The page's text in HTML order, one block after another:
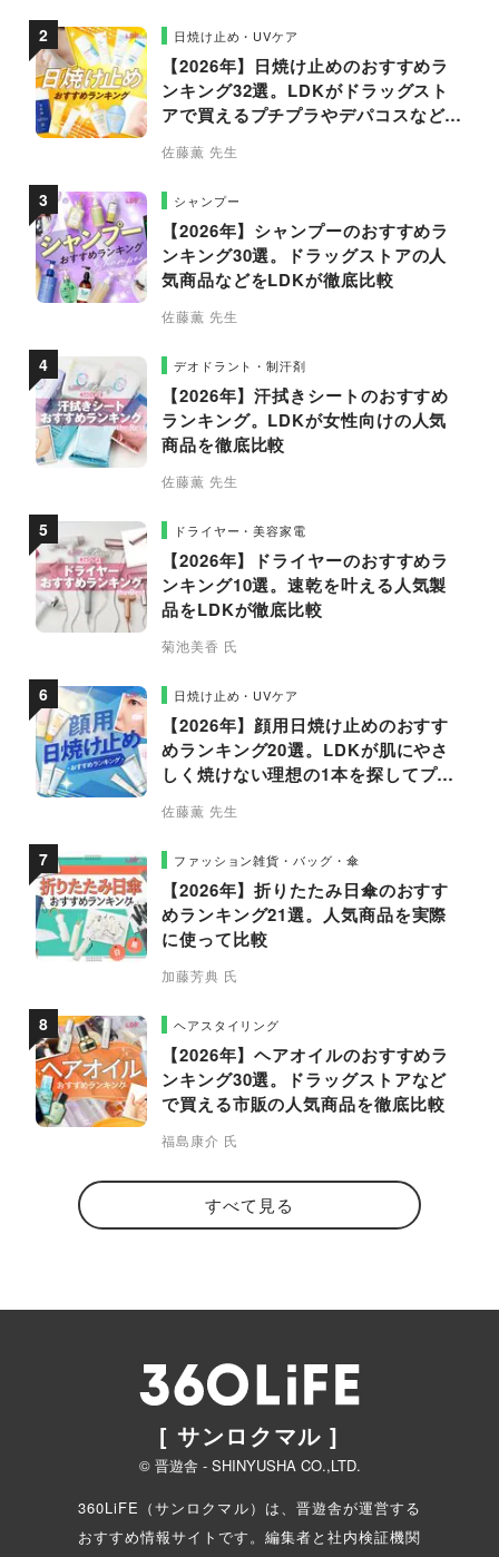
日焼け止め・UVケア
【2026年】日焼け止めのおすすめラ
ンキング32選。LDKがドラッグスト
アで買えるプチプラやデパコスなどの
佐藤薫 先生
シャンプー
【2026年】シャンプーのおすすめラ
ンキング30選。ドラッグストアの人
気商品などをLDKが徹底比較
佐藤薫 先生
デオドラント・制汗剤
【2026年】汗拭きシートのおすすめ
ランキング。LDKが女性向けの人気
商品を徹底比較
佐藤薫 先生
ドライヤー・美容家電
【2026年】ドライヤーのおすすめラ
ンキング10選。速乾を叶える人気製
品をLDKが徹底比較
菊池美香 氏
日焼け止め・UVケア
【2026年】顔用日焼け止めのおすす
めランキング20選。LDKが肌にやさ
しく焼けない理想の1本を探してプロ
佐藤薫 先生
ファッション雑貨・バッグ・傘
【2026年】折りたたみ日傘のおすす
めランキング21選。人気商品を実際
に使って比較
加藤芳典 氏
ヘアスタイリング
【2026年】ヘアオイルのおすすめラ
ンキング30選。ドラッグストアなど
で買える市販の人気商品を徹底比較
福島康介 氏
すべて見る
[ サンロクマル ]
© 晋遊舎 - SHINYUSHA CO.,LTD.
360LiFE（サンロクマル）は、晋遊舎が運営する
おすすめ情報サイトです。編集者と社内検証機関